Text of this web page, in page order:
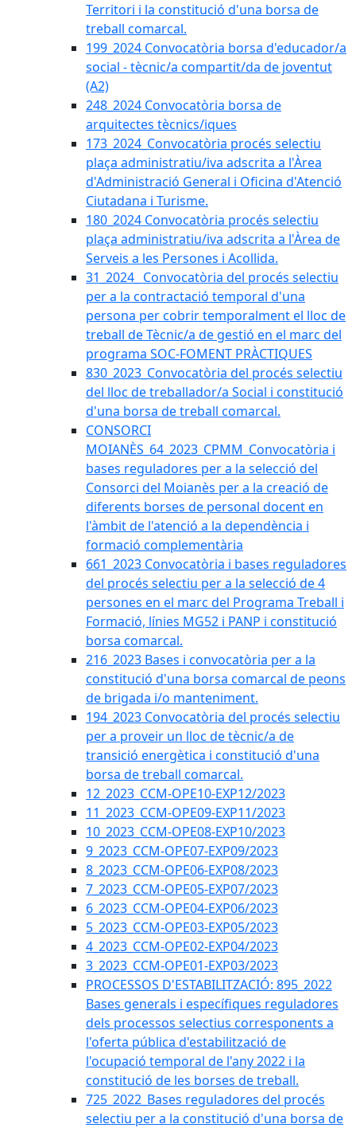
Territori i la constitució d'una borsa de
treball comarcal.
199_2024 Convocatòria borsa d'educador/a
social - tècnic/a compartit/da de joventut
(A2)
248_2024 Convocatòria borsa de
arquitectes tècnics/iques
173_2024_Convocatòria procés selectiu
plaça administratiu/iva adscrita a l'Àrea
d'Administració General i Oficina d'Atenció
Ciutadana i Turisme.
180_2024 Convocatòria procés selectiu
plaça administratiu/iva adscrita a l'Àrea de
Serveis a les Persones i Acollida.
31_2024_ Convocatòria del procés selectiu
per a la contractació temporal d'una
persona per cobrir temporalment el lloc de
treball de Tècnic/a de gestió en el marc del
programa SOC-FOMENT PRÀCTIQUES
830_2023_Convocatòria del procés selectiu
del lloc de treballador/a Social i constitució
d'una borsa de treball comarcal.
CONSORCI
MOIANÈS_64_2023_CPMM_Convocatòria i
bases reguladores per a la selecció del
Consorci del Moianès per a la creació de
diferents borses de personal docent en
l'àmbit de l'atenció a la dependència i
formació complementària
661_2023 Convocatòria i bases reguladores
del procés selectiu per a la selecció de 4
persones en el marc del Programa Treball i
Formació, línies MG52 i PANP i constitució
borsa comarcal.
216_2023 Bases i convocatòria per a la
constitució d'una borsa comarcal de peons
de brigada i/o manteniment.
194_2023 Convocatòria del procés selectiu
per a proveir un lloc de tècnic/a de
transició energètica i constitució d'una
borsa de treball comarcal.
12_2023_CCM-OPE10-EXP12/2023
11_2023_CCM-OPE09-EXP11/2023
10_2023_CCM-OPE08-EXP10/2023
9_2023_CCM-OPE07-EXP09/2023
8_2023_CCM-OPE06-EXP08/2023
7_2023_CCM-OPE05-EXP07/2023
6_2023_CCM-OPE04-EXP06/2023
5_2023_CCM-OPE03-EXP05/2023
4_2023_CCM-OPE02-EXP04/2023
3_2023_CCM-OPE01-EXP03/2023
PROCESSOS D'ESTABILITZACIÓ: 895_2022
Bases generals i específiques reguladores
dels processos selectius corresponents a
l'oferta pública d'estabilització de
l'ocupació temporal de l'any 2022 i la
constitució de les borses de treball.
725_2022_Bases reguladores del procés
selectiu per a la constitució d'una borsa de